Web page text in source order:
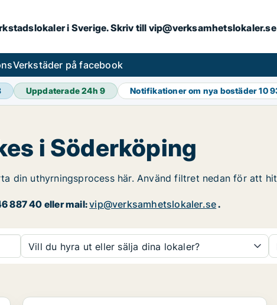
i Sverige. Skriv till
Verkstäder på facebook
Uppdaterade 24h9 Notifikationer om nya bostäder10
i Söderköping
din uthyrningsprocess här. Använd filtret nedan för att
887 40 eller mail:vip@verksamhetslokaler.se.
Vill du hyra ut eller sälja dina lokaler?